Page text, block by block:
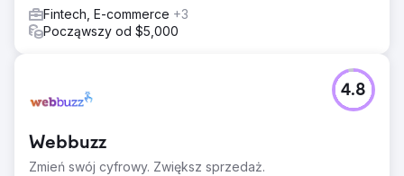
Fintech, E-commerce +3
Począwszy od $5,000
Webbuzz
Zmień swój cyfrowy. Zwiększ sprzedaż.
4.8